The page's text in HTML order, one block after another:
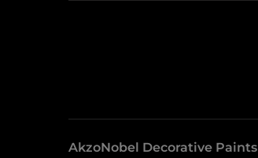
AkzoNobel Decorative Paints